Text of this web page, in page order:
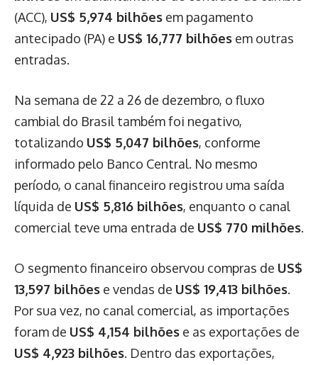
(ACC), US$ 5,974 bilhões em pagamento
antecipado (PA) e US$ 16,777 bilhões em outras
entradas.
Na semana de 22 a 26 de dezembro, o fluxo
cambial do Brasil também foi negativo,
totalizando US$ 5,047 bilhões, conforme
informado pelo Banco Central. No mesmo
período, o canal financeiro registrou uma saída
líquida de US$ 5,816 bilhões, enquanto o canal
comercial teve uma entrada de US$ 770 milhões.
O segmento financeiro observou compras de US$
13,597 bilhões e vendas de US$ 19,413 bilhões.
Por sua vez, no canal comercial, as importações
foram de US$ 4,154 bilhões e as exportações de
US$ 4,923 bilhões. Dentro das exportações,